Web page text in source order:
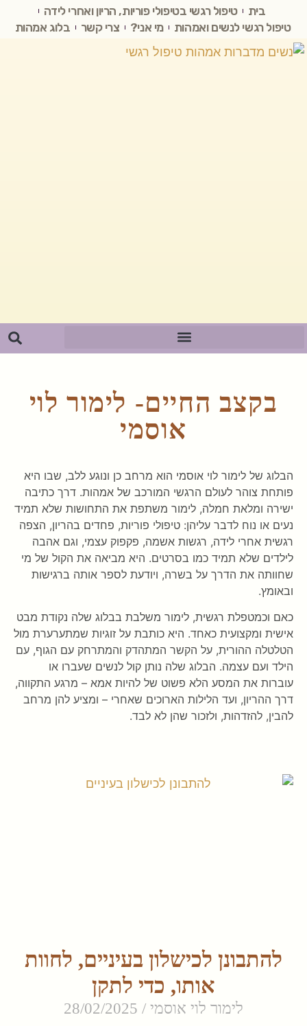
בית
טיפול רגשי בטיפולי פוריות, הריון ואחרי לידה
טיפול רגשי לנשים ואמהות
מי אני? צרי קשר בלוג אמהות
בקצב החיים- לימור לוי
אוסמי
הבלוג של לימור לוי אוסמי הוא מרחב כן ונוגע ללב, שבו היא
פותחת צוהר לעולם הרגשי המורכב של אמהות. דרך כתיבה
ישירה ומלאת חמלה, לימור משתפת את התחושות שלא תמיד
נעים או נוח לדבר עליהן: טיפולי פוריות, פחדים בהריון, הצפה
רגשית אחרי לידה, רגשות אשמה, פקפוק עצמי, וגם אהבה
לילדים שלא תמיד כמו בסרטים. היא מביאה את הקול של מי
שחוותה את הדרך על בשרה, ויודעת לספר אותה ברגישות
ובאומץ.
כאם וכמטפלת רגשית, לימור משלבת בבלוג שלה נקודת מבט
אישית ומקצועית כאחד. היא כותבת על זוגיות שמתערערת מול
הטלטלה ההורית, על הקשר המתהדק והמתרחק עם הגוף, עם
הילד ועם עצמה. הבלוג שלה נותן קול לנשים שעברו או
עוברות את המסע הלא פשוט של להיות אמא – מרגע התקווה,
דרך ההריון, ועד הלילות הארוכים שאחרי – ומציע להן מרחב
להבין, להזדהות, ולזכור שהן לא לבד.
להתבונן לכישלון בעיניים, לחוות
אותו, כדי לתקן
לימור לוי אוסמי